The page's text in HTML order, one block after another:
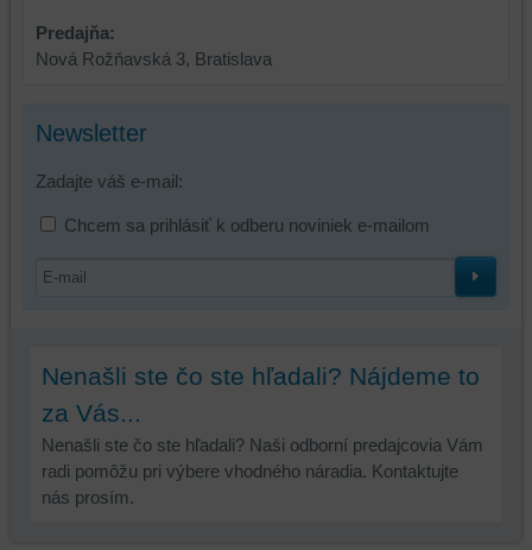
Predajňa:
Nová Rožňavská 3, Bratislava
Newsletter
Zadajte váš e-mail:
Chcem sa prihlásiť k odberu noviniek e-mailom
Nenašli ste čo ste hľadali? Nájdeme to
za Vás...
Nenašli ste čo ste hľadali? Naši odborní predajcovia Vám
radi pomôžu pri výbere vhodného náradia. Kontaktujte
nás prosím.
aby
ste
účet
bez
prihlásenia,
skripty
strán,
widgety